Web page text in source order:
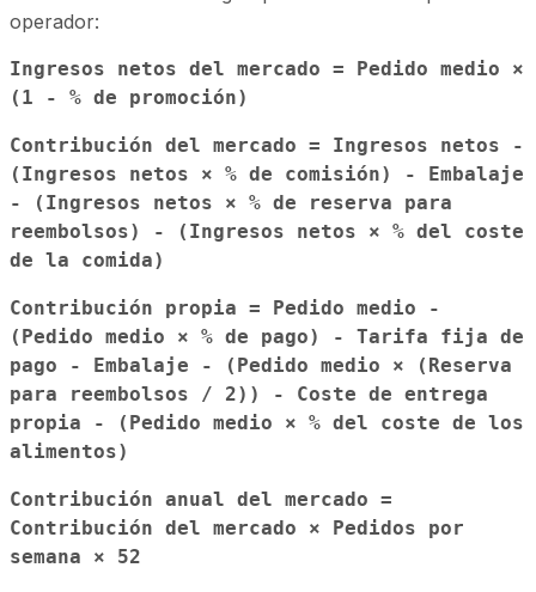
operador:
Ingresos netos del mercado = Pedido medio ×
(1 - % de promoción)
Contribución del mercado = Ingresos netos -
(Ingresos netos × % de comisión) - Embalaje
- (Ingresos netos × % de reserva para
reembolsos) - (Ingresos netos × % del coste
de la comida)
Contribución propia = Pedido medio -
(Pedido medio × % de pago) - Tarifa fija de
pago - Embalaje - (Pedido medio × (Reserva
para reembolsos / 2)) - Coste de entrega
propia - (Pedido medio × % del coste de los
alimentos)
Contribución anual del mercado =
Contribución del mercado × Pedidos por
semana × 52